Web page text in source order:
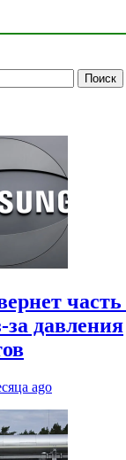
часть
за давления
ago